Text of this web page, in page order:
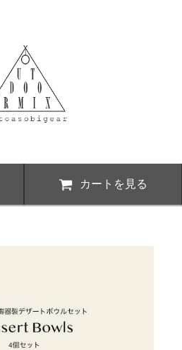
カートを見る